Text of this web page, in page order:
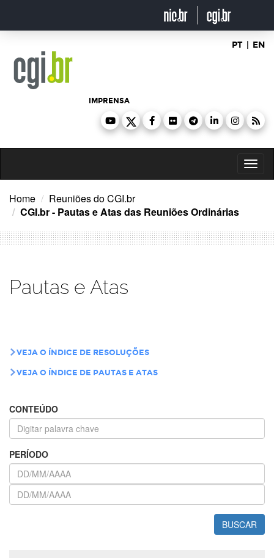
o
PT | EN
IMPRENSA
Home
Reuniões do CGI.br
CGI.br - Pautas e Atas das Reuniões Ordinárias
Pautas e Atas
VEJA O ÍNDICE DE RESOLUÇÕES
VEJA O ÍNDICE DE PAUTAS E ATAS
CONTEÚDO
PERÍODO
BUSCAR